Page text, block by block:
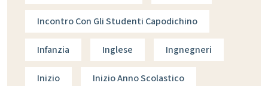
Incontro Con Gli Studenti Capodichino
Infanzia Inglese Ingnegneri
Inizio Inizio Anno Scolastico